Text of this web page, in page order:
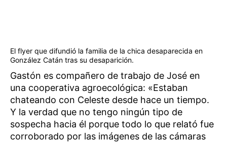
El flyer que difundió la familia de la chica desaparecida en
González Catán tras su desaparición.
Gastón es compañero de trabajo de José en
una cooperativa agroecológica: «Estaban
chateando con Celeste desde hace un tiempo.
Y la verdad que no tengo ningún tipo de
sospecha hacia él porque todo lo que relató fue
corroborado por las imágenes de las cámaras